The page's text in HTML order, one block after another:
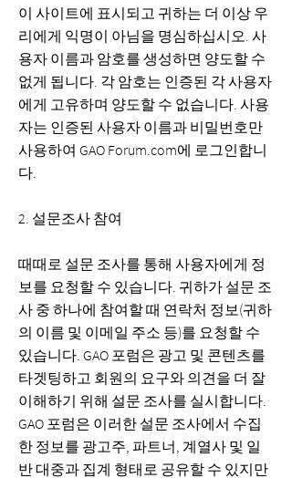
이 사이트에 표시되고 귀하는 더 이상 우
리에게 익명이 아님을 명심하십시오. 사
용자 이름과 암호를 생성하면 양도할 수
없게 됩니다. 각 암호는 인증된 각 사용자
에게 고유하며 양도할 수 없습니다. 사용
자는 인증된 사용자 이름과 비밀번호만
사용하여 GAO Forum.com에 로그인합니
다.
2. 설문조사 참여
때때로 설문 조사를 통해 사용자에게 정
보를 요청할 수 있습니다. 귀하가 설문 조
사 중 하나에 참여할 때 연락처 정보(귀하
의 이름 및 이메일 주소 등)를 요청할 수
있습니다. GAO 포럼은 광고 및 콘텐츠를
타겟팅하고 회원의 요구와 의견을 더 잘
이해하기 위해 설문 조사를 실시합니다.
GAO 포럼은 이러한 설문 조사에서 수집
한 정보를 광고주, 파트너, 계열사 및 일
반 대중과 집계 형태로 공유할 수 있지만